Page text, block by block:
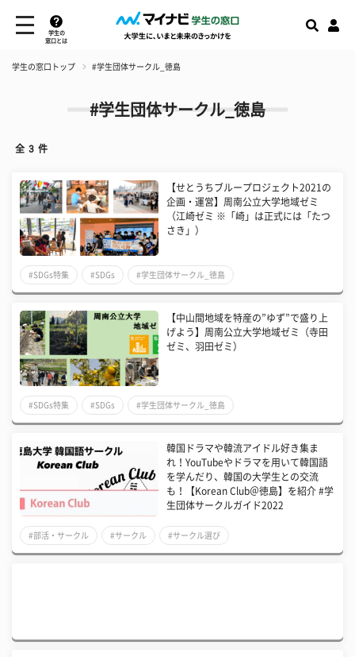
学生の
窓口とは
学生の窓口トップ #学生団体サークル_徳島
#学生団体サークル_徳島
全 3 件
【せとうちブループロジェクト2021の
企画・運営】周南公立大学地域ゼミ
（江崎ゼミ ※「崎」は正式には「たつ
さき」）
#SDGs特集 #SDGs #学生団体サークル_徳島
【中山間地域を特産の”ゆず”で盛り上
げよう】周南公立大学地域ゼミ（寺田
ゼミ、羽田ゼミ）
#SDGs特集 #SDGs #学生団体サークル_徳島
韓国ドラマや韓流アイドル好き集ま
れ！YouTubeやドラマを用いて韓国語
を学んだり、韓国の大学生との交流
も！【Korean Club＠徳島】を紹介 #学
生団体サークルガイド2022
#部活・サークル #サークル #サークル選び